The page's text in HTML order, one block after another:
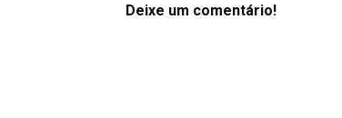
Deixe um comentário!